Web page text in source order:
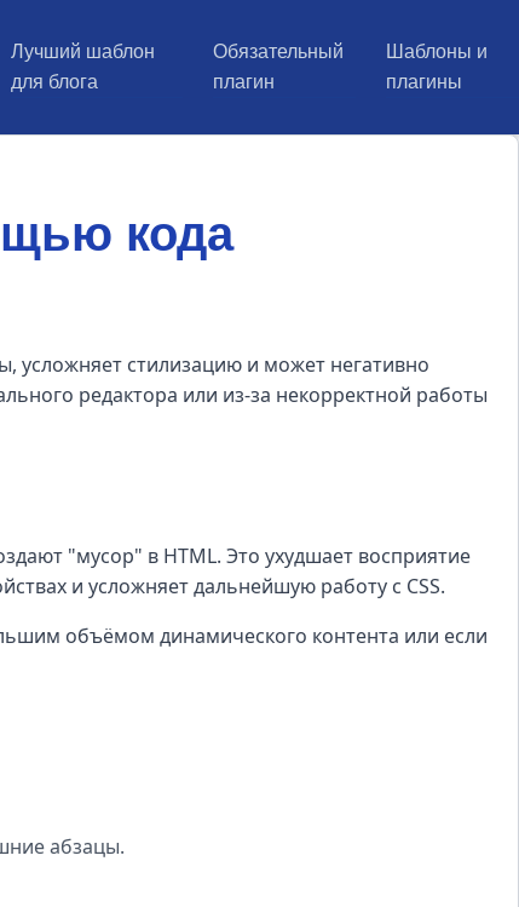
Лучший шаблон
для блога
Обязательный
плагин
Шаблоны и
плагины
кода
усложняет стилизацию и может негативно
редактора или из-за некорректной работы
"мусор" в HTML. Это ухудшает восприятие
и усложняет дальнейшую работу с CSS.
объёмом динамического контента или если
абзацы.